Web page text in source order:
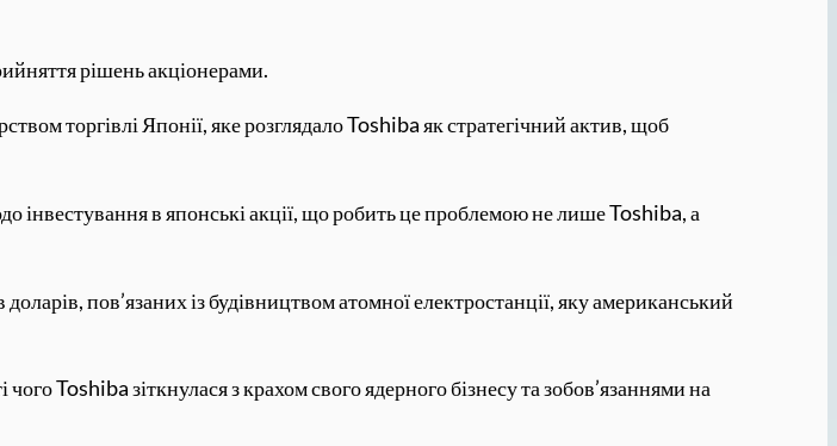
рішень акціонерами.
торгівлі Японії, яке розглядало Toshiba як стратегічний актив, щоб
інвестування в японські акції, що робить це проблемою не лише Toshiba, а
пов’язаних із будівництвом атомної електростанції, яку американський
Toshiba зіткнулася з крахом свого ядерного бізнесу та зобов’язаннями на